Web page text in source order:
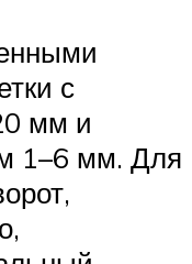
с
мм и
1–6 мм. Для